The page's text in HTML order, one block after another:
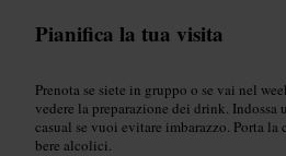
Pianifica la tua visita
Prenota se siete in gruppo o se vai nel
vedere la preparazione dei drink. Indossa
casual se vuoi evitare imbarazzo. Porta la
bere alcolici.